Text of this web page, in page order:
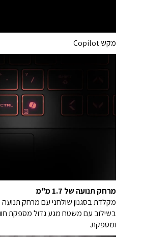
מקש Copilot
מרחק תנועה של 1.7 מ"מ
בשילוב עם משטח מגע גדול מספקת
ומספקת.